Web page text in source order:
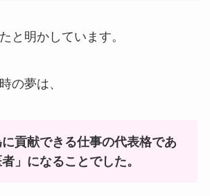
と明かしています。
の夢は、
貢献できる仕事の代表格であ
」になることでした。